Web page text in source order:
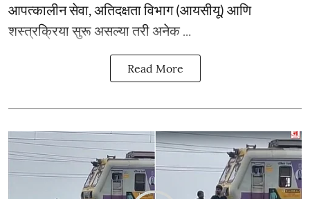
आपत्कालीन सेवा, अतिदक्षता विभाग (आयसीयू) आणि
शस्त्रक्रिया सुरू असल्या तरी अनेक ...
Read More